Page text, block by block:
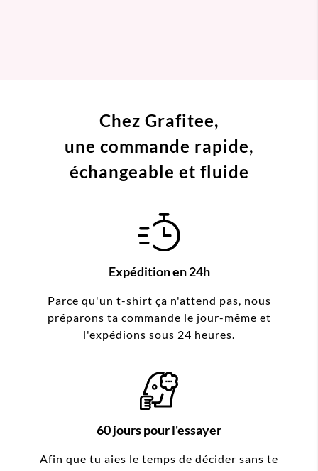
Chez Grafitee,
une commande rapide,
échangeable et fluide
Expédition en 24h
Parce qu'un t-shirt ça n'attend pas, nous
préparons ta commande le jour-même et
l'expédions sous 24 heures.
60 jours pour l'essayer
Afin que tu aies le temps de décider sans te